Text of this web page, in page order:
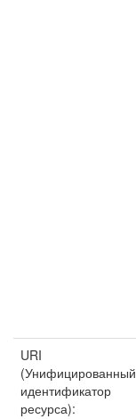
URI
(Унифицированный
идентификатор
ресурса):